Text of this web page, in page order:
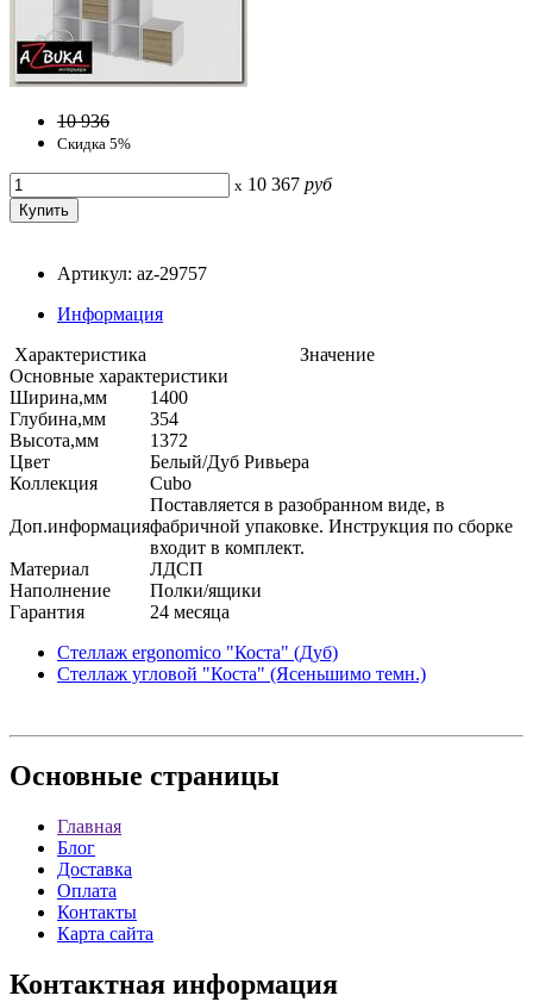
10 936
Скидка 5%
x 10 367 руб
Артикул: az-29757
Информация
Характеристика
Значение
Основные характеристики
Ширина,мм
1400
Глубина,мм
354
Высота,мм
1372
Цвет
Белый/Дуб Ривьера
Коллекция
Cubo
Доп.информация
Поставляется в разобранном виде, в
фабричной упаковке. Инструкция по сборке
входит в комплект.
Материал
ЛДСП
Наполнение
Полки/ящики
Гарантия
24 месяца
Стеллаж ergonomico "Коста" (Дуб)
Стеллаж угловой "Коста" (Ясеньшимо темн.)
Основные страницы
Главная
Блог
Доставка
Оплата
Контакты
Карта сайта
Контактная информация